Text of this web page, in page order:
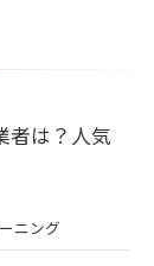
者は？人気
ニング